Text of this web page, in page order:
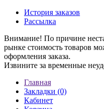
История заказов
Рассылка
Внимание! По причине
рынке стоимость товаров
оформления заказа.
Извините за временные
Главная
Закладки (0)
Кабинет